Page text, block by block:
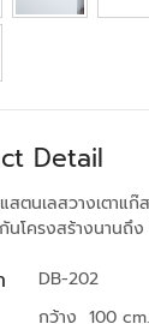
Detail
สตนเลสวางเตาแ
กันโครงสร้างนาน
DB-202
กว้าง 100 cm.